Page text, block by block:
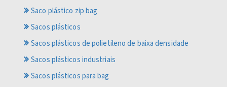
Saco plástico zip bag
Sacos plásticos
Sacos plásticos de polietileno de baixa densidade
Sacos plásticos industriais
Sacos plásticos para bag